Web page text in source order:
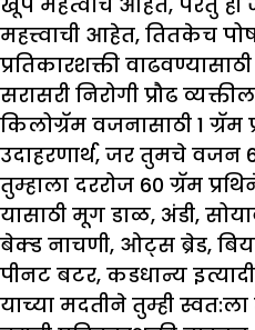
महत्त्वाची आहेत, तितकेच
प्रतिकारशक्ती
सरासरी निरोगी प्रौढ
किलोग्रॅम वजनासाठी 1
उदाहरणार्थ, जर तुमचे वजन
तुम्हाला दररोज 60 ग्रॅम
यासाठी मूग डाळ, अंडी,
बेक्ड नाचणी, ओट्स ब्रेड,
पीनट बटर, कडधान्य
याच्या मदतीने तुम्ही